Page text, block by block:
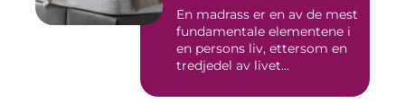
En madrass er en av de mest
fundamentale elementene i
en persons liv, ettersom en
tredjedel av livet...